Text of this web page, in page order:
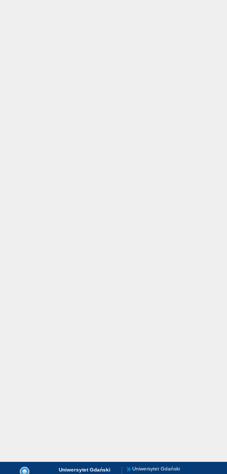
Uniwersytet Gdański Uniwersytet Gdański